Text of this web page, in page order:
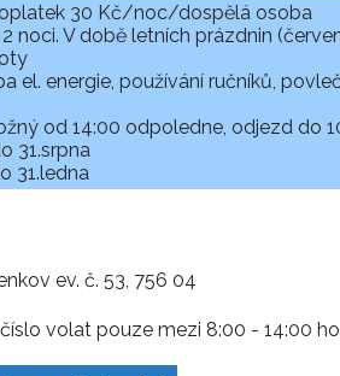
30 Kč/noc/dospělá osoba
noci. V době letních prázdnin
el. energie, používání ručníků,
od 14:00 odpoledne, odjezd do
31.srpna
31.ledna
ev. č. 53, 756 04
volat pouze mezi 8:00 - 14:00